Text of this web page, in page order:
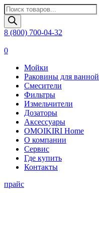
Поиск
товаров
8 (800) 700-04-32
0
Мойки
Раковины для ванной
Смесители
Фильтры
Измельчители
Дозаторы
Аксессуары
OMOIKIRI Home
О компании
Сервис
Где купить
Контакты
прайс